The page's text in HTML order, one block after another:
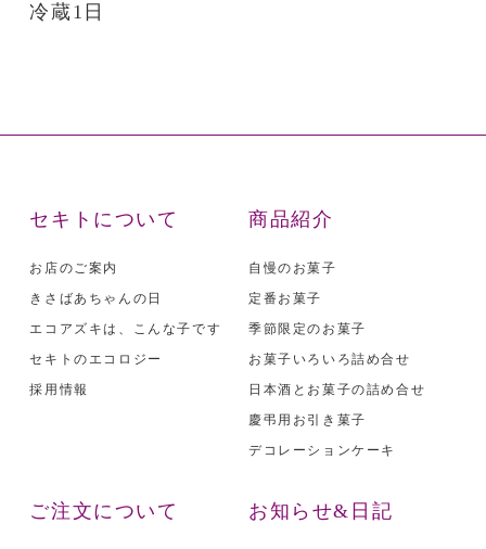
冷蔵1日
セキトについて
お店のご案内
きさばあちゃんの日
エコアズキは、こんな子です
セキトのエコロジー
採用情報
商品紹介
自慢のお菓子
定番お菓子
季節限定のお菓子
お菓子いろいろ詰め合せ
日本酒とお菓子の詰め合せ
慶弔用お引き菓子
デコレーションケーキ
ご注文について お知らせ&日記